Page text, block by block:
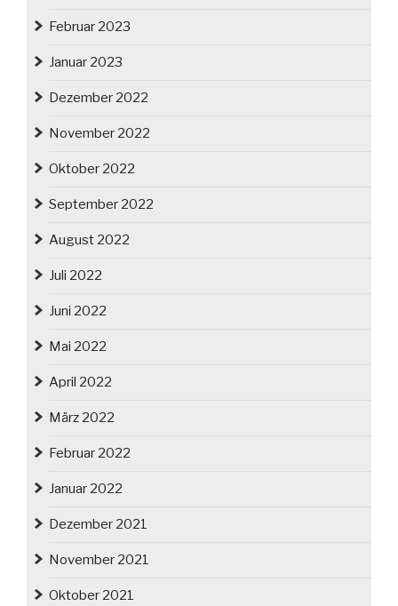
Februar 2023
Januar 2023
Dezember 2022
November 2022
Oktober 2022
September 2022
August 2022
Juli 2022
Juni 2022
Mai 2022
April 2022
März 2022
Februar 2022
Januar 2022
Dezember 2021
November 2021
Oktober 2021